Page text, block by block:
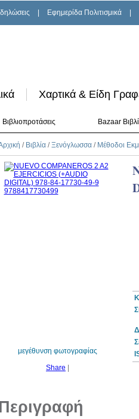
Εφημερίδα Πολιτισμικά
Χαρτικά & Είδη
Βιβλιοπροτάσεις Bazaar
/ Βιβλία /Ξενόγλωσσα / Μέθοδοι
μεγέθυνση φωτογραφίας
Share